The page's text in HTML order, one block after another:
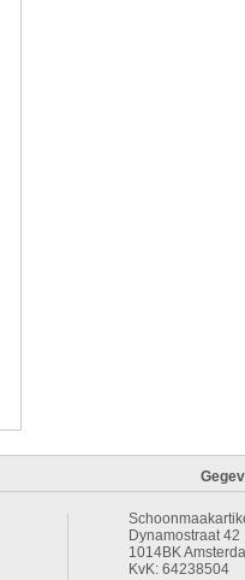
Dynamostraat 42
1014BK
KvK: 64238504